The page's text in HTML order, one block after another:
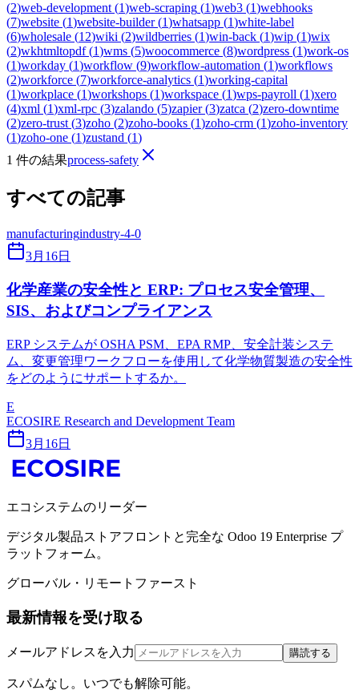
(2)web-development (1)web-scraping (1)web3 (1)webhooks
(7)website (1)website-builder(1)whatsapp (1)white-label
(6)wholesale (12)wiki (2)wildberries (1)win-back (1)wip (1)wix
(2)wkhtmltopdf(1)wms (5)woocommerce (8)wordpress (1)work-os
(1)workday (1)workflow (9)workflow-automation (1)workflows
(2)workforce (7)workforce-analytics (1)working-capital
(1)workplace (1)workshops (1)workspace (1)wps-payroll (1)xero
(4)xml (1)xml-rpc (3)zalando (5)zapier(3)zatca (2)zero-downtime
(2)zero-trust (3)zoho (2)zoho-books (1)zoho-crm (1)zoho-inventory
(1)zoho-one (1)zustand (1)
1 件の結果process-safety
すべての記事
manufacturingindustry-4-0
3月16日
化学産業の安全性と ERP: プロセス安全管理、
SIS、およびコンプライアンス
ERP システムが OSHA PSM、EPA RMP、安全計装システ
ム、変更管理ワークフローを使用して化学物質製造の安全性
をどのようにサポートするか。
E
ECOSIRE Research and Development Team
3月16日
エコシステムのリーダー
デジタル製品ストアフロントと完全な Odoo 19 Enterprise プ
ラットフォーム。
グローバル・リモートファースト
最新情報を受け取る
メールアドレスを入力 購読する
スパムなし。いつでも解除可能。